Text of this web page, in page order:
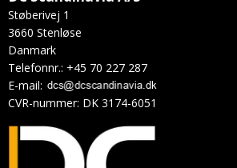
Støberivej 1
3660 Stenløse
Danmark
Telefonnr.: +45 70 227 287
E-mail:
CVR-nummer: DK 3174-6051